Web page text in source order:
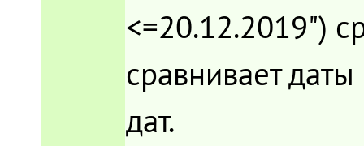
<=20.12.2019")
сравнивает
дат.